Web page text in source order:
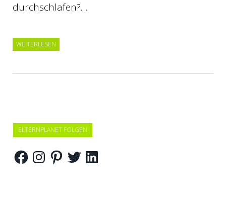
durchschlafen?…
WEITERLESEN
ELTERNPLANET FOLGEN
FacebookInstagramPinterestTwitterLinkedIn